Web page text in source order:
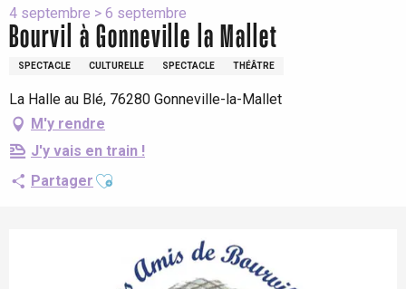
4 septembre > 6 septembre
Bourvil à Gonneville la Mallet
SPECTACLE CULTURELLE SPECTACLE THÉÂTRE
La Halle au Blé, 76280 Gonneville-la-Mallet
M'y rendre
J'y vais en train !
Partager Ajouter aux favoris